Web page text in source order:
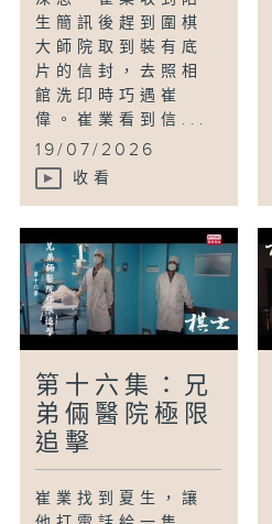
生簡訊後趕到圍棋
大師院取到裝有底
片的信封，去照相
館洗印時巧遇崔
偉。崔業看到信...
19/07/2026
收看
第十六集：兄
弟倆醫院極限
追擊
崔業找到夏生，讓